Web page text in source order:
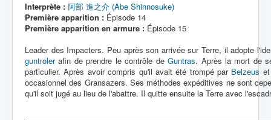
Interprète : 阿部 進之介 (Abe Shinnosuke)
Première apparition : Épisode 14
Première apparition en armure : Épisode 15
Leader des Impacters. Peu après son arrivée sur Terre, il adopte
guntrolerafin de prendre le contrôle deGuntras. Après la mort de
particulier. Après avoir compris qu'il avait été trompé par Belzeus
occasionnel des Gransazers. Ses méthodes expéditives ne sont
qu'il soit jugé au lieu de l'abattre. Il quitte ensuite la Terre avec